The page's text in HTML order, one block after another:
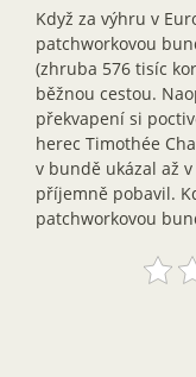
Když za výhru v
patchworkovou
(zhruba 576 tisíc
běžnou cestou.
překvapení si
herec Timothée
v bundě ukázal až
příjemně pobavil.
patchworkovou